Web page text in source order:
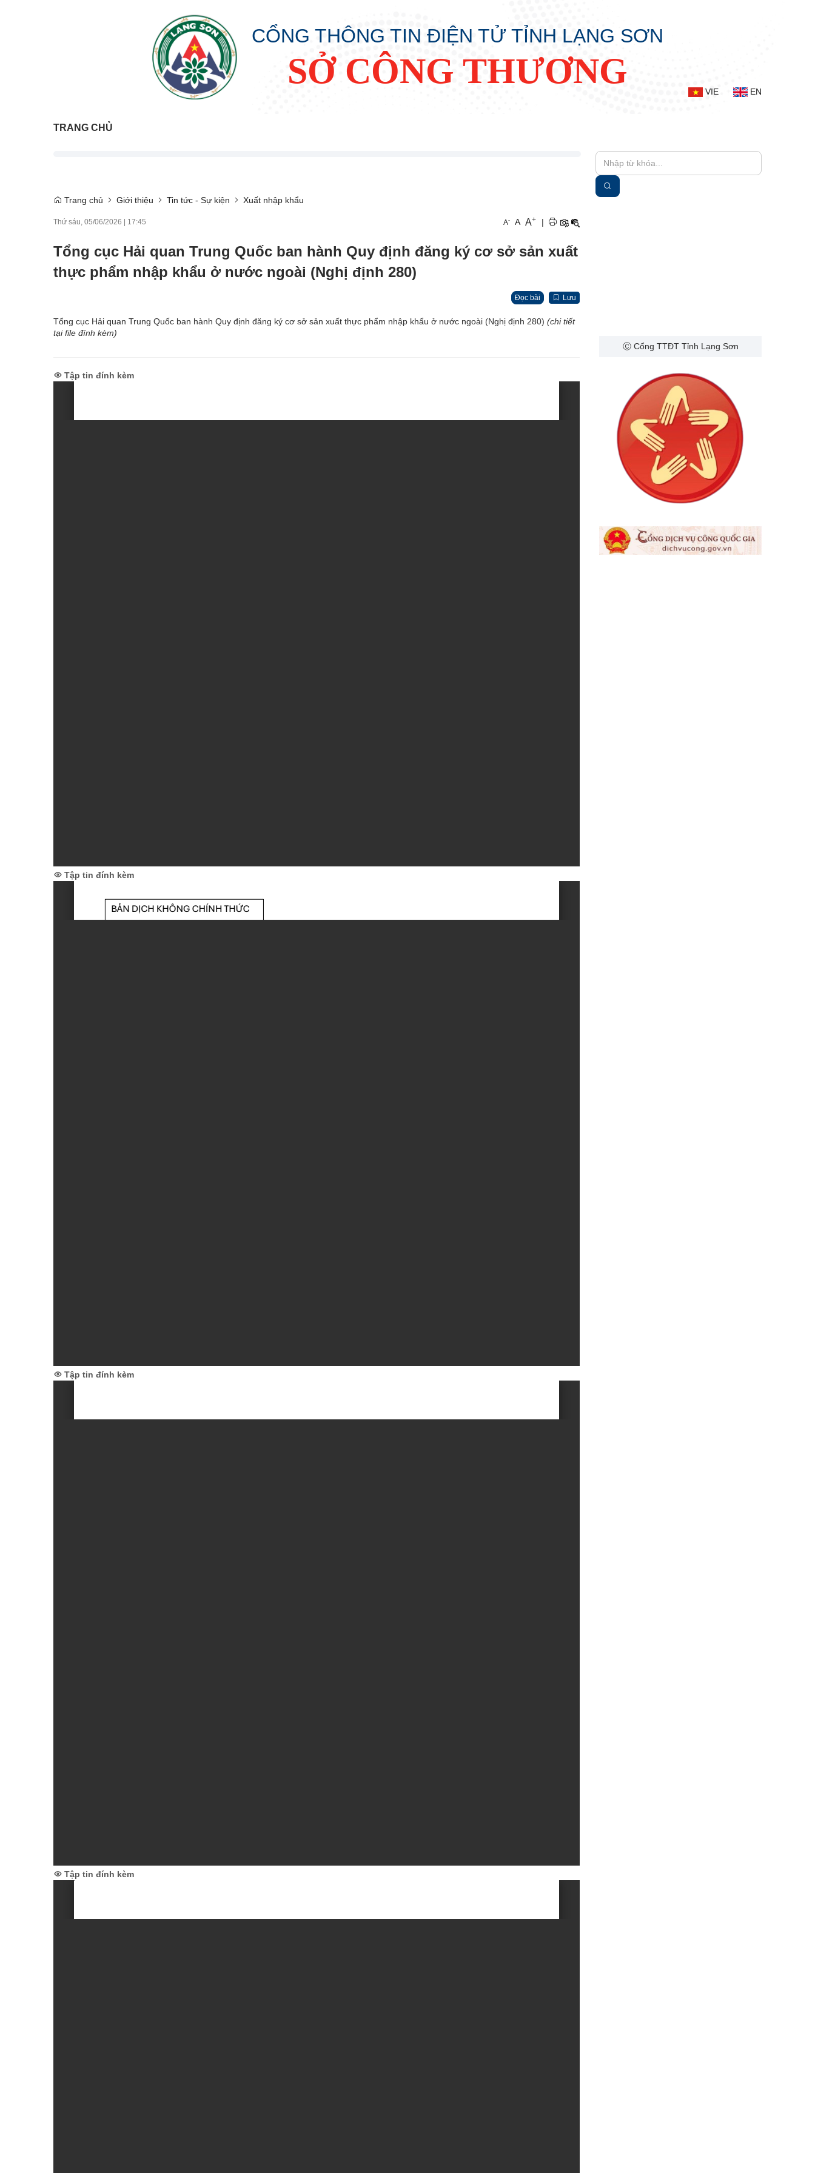
CỔNG THÔNG TIN ĐIỆN TỬ TỈNH LẠNG SƠN
SỞ CÔNG THƯƠNG
VIE EN
TRANG CHỦ
Trang chủ Giới thiệu Tin tức - Sự kiện Xuất nhập khẩu
Thứ sáu, 05/06/2026 | 17:45 A- A A+ |
Tổng cục Hải quan Trung Quốc ban hành Quy định đăng ký cơ sở sản xuất
thực phẩm nhập khẩu ở nước ngoài (Nghị định 280)
Đọc bài Lưu
Tổng cục Hải quan Trung Quốc ban hành Quy định đăng ký cơ sở sản xuất thực phẩm nhập khẩu ở nước ngoài (Nghị định 280) (chi tiết
tại file đính kèm)
Tập tin đính kèm
Tập tin đính kèm
Tập tin đính kèm
Tập tin đính kèm
Ⓒ Cổng TTĐT Tỉnh Lạng Sơn